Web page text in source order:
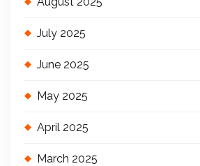
July 2025
June 2025
May 2025
April 2025
March 2025